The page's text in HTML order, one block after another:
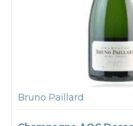
Bruno Paillard